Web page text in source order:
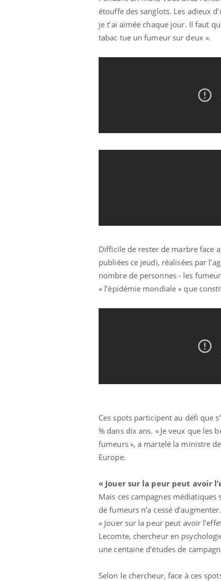
étouffe des sanglots. Les adieux
je t’ai aimée chaque jour. Il faut
tabac tue un fumeur sur deux ».
Difficile de rester de marbre face
publiées ce jeudi, réalisées par
nombre de personnes - les
« l’épidémie mondiale » que
Ces spots participent au défi que
% dans dix ans. « Je veux que les
fumeurs », a martelé la ministre
Europe.
« Jouer sur la peur peut avoir
Mais ces campagnes
de fumeurs n’a cessé
« Jouer sur la peur peut avoir
Lecomte, chercheur en
une centaine d’études de
Selon le chercheur, face à ces
Le Ramadan approche, et, pour de
nombreuses personnes atteintes de
diabète, c'est une période de questions, de
défis, mais ...